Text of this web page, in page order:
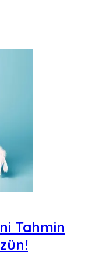
Tahmin